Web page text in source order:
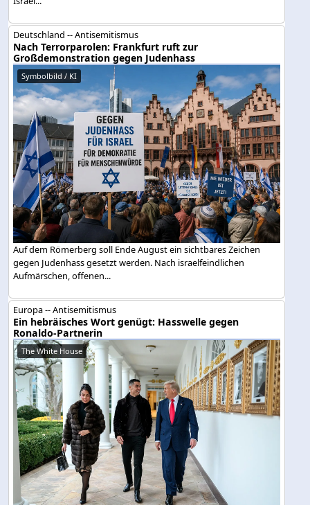
Deutschland -- Antisemitismus
Nach Terrorparolen: Frankfurt ruft zur
Großdemonstration gegen Judenhass
Symbolbild / KI
Auf dem Römerberg soll Ende August ein sichtbares Zeichen
gegen Judenhass gesetzt werden. Nach israelfeindlichen
Aufmärschen, offenen...
Europa -- Antisemitismus
Ein hebräisches Wort genügt: Hasswelle gegen
Ronaldo-Partnerin
The White House